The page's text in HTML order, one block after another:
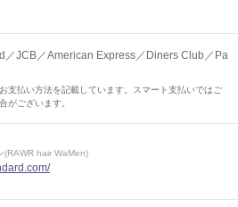
／JCB／American Express／Diners Club／Pa
支払い方法を記載しています。スマート支払いではご
がございます。
(RAWR hair WaMen)